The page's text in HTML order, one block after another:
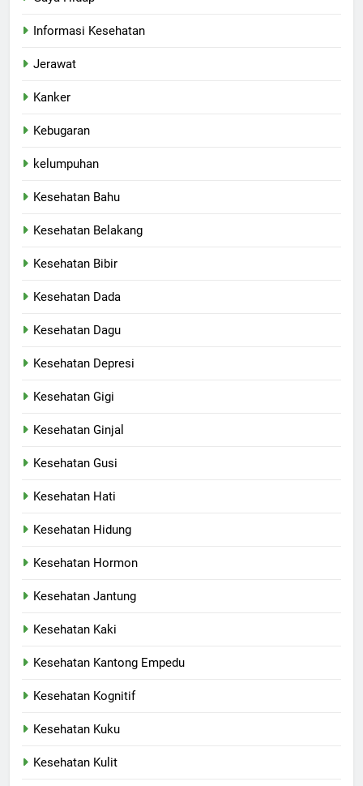
Informasi Kesehatan
Jerawat
Kanker
Kebugaran
kelumpuhan
Kesehatan Bahu
Kesehatan Belakang
Kesehatan Bibir
Kesehatan Dada
Kesehatan Dagu
Kesehatan Depresi
Kesehatan Gigi
Kesehatan Ginjal
Kesehatan Gusi
Kesehatan Hati
Kesehatan Hidung
Kesehatan Hormon
Kesehatan Jantung
Kesehatan Kaki
Kesehatan Kantong Empedu
Kesehatan Kognitif
Kesehatan Kuku
Kesehatan Kulit